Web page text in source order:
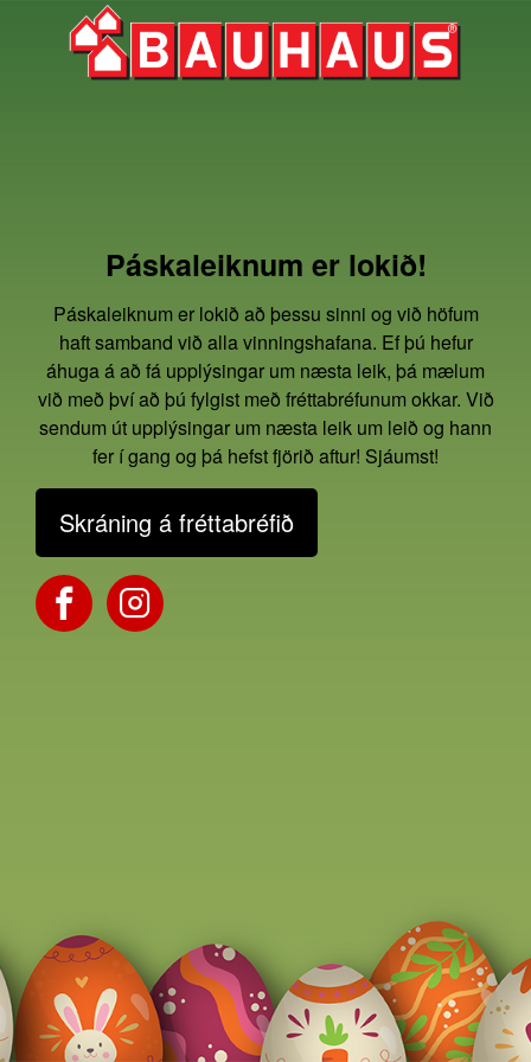
Páskaleiknum er lokið!
Páskaleiknum er lokið að þessu sinni og við höfum
haft samband við alla vinningshafana. Ef þú hefur
áhuga á að fá upplýsingar um næsta leik, þá mælum
við með því að þú fylgist með fréttabréfunum okkar. Við
sendum út upplýsingar um næsta leik um leið og hann
fer í gang og þá hefst fjörið aftur! Sjáumst!
Skráning á fréttabréfið
FacebookInstagram